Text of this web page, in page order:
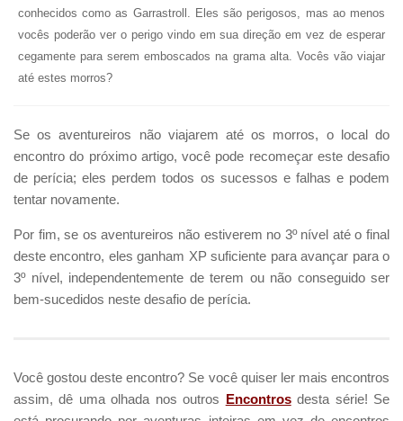
conhecidos como as Garrastroll. Eles são perigosos, mas ao menos
vocês poderão ver o perigo vindo em sua direção em vez de esperar
cegamente para serem emboscados na grama alta. Vocês vão viajar
até estes morros?
Se os aventureiros não viajarem até os morros, o local do
encontro do próximo artigo, você pode recomeçar este desafio
de perícia; eles perdem todos os sucessos e falhas e podem
tentar novamente.
Por fim, se os aventureiros não estiverem no 3º nível até o final
deste encontro, eles ganham XP suficiente para avançar para o
3º nível, independentemente de terem ou não conseguido ser
bem-sucedidos neste desafio de perícia.
Você gostou deste encontro? Se você quiser ler mais encontros
assim, dê uma olhada nosoutros Encontrosdesta série! Se